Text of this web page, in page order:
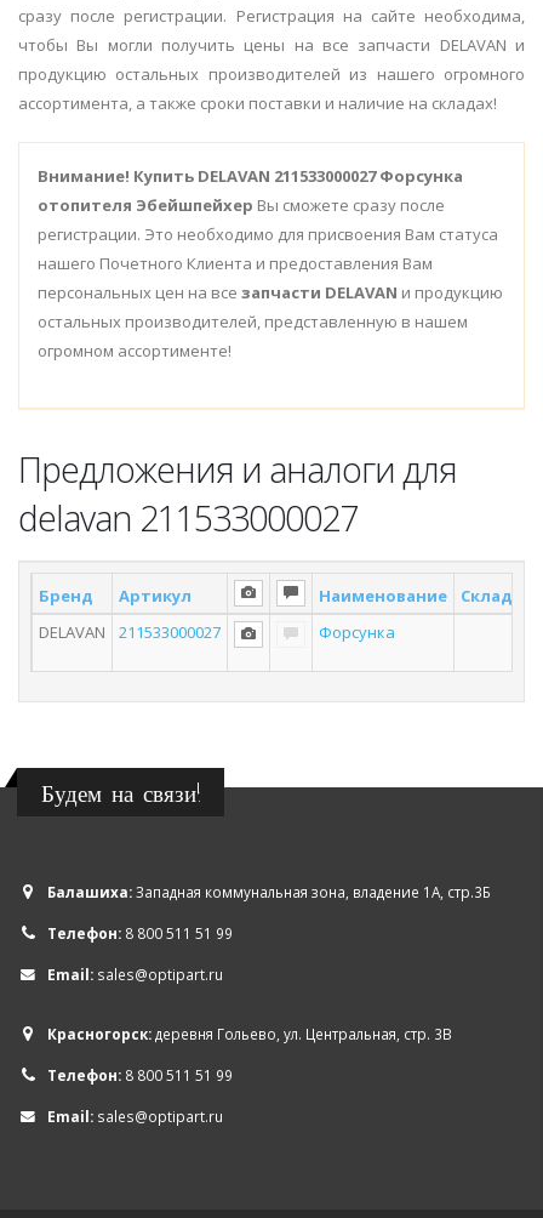
сразу после регистрации. Регистрация на сайте необходима,
чтобы Вы могли получить цены на все запчасти DELAVAN и
продукцию остальных производителей из нашего огромного
ассортимента, а также сроки поставки и наличие на складах!
Внимание! Купить DELAVAN 211533000027 Форсунка
отопителя Эбейшпейхер Вы сможете сразу после
регистрации. Это необходимо для присвоения Вам статуса
нашего Почетного Клиента и предоставления Вам
персональных цен на все запчасти DELAVAN и продукцию
остальных производителей, представленную в нашем
огромном ассортименте!
Предложения и аналоги для
delavan 211533000027
Бренд Артикул Наименование Склад *
DELAVAN
211533000027 Форсунка
Будем на связи!
Балашиха:Западная коммунальная зона, владение 1А, стр.3Б
Телефон: 8 800 511 51 99
Email: sales@optipart.ru
Красногорск:деревня Гольево, ул. Центральная, стр. 3В
Телефон: 8 800 511 51 99
Email: sales@optipart.ru